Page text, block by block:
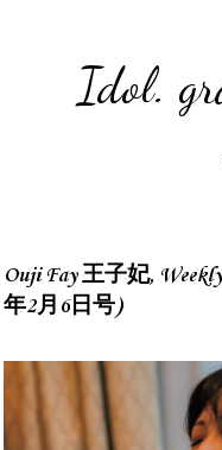
Idol.
Ouji Fay 王子妃,
年2月6日号)